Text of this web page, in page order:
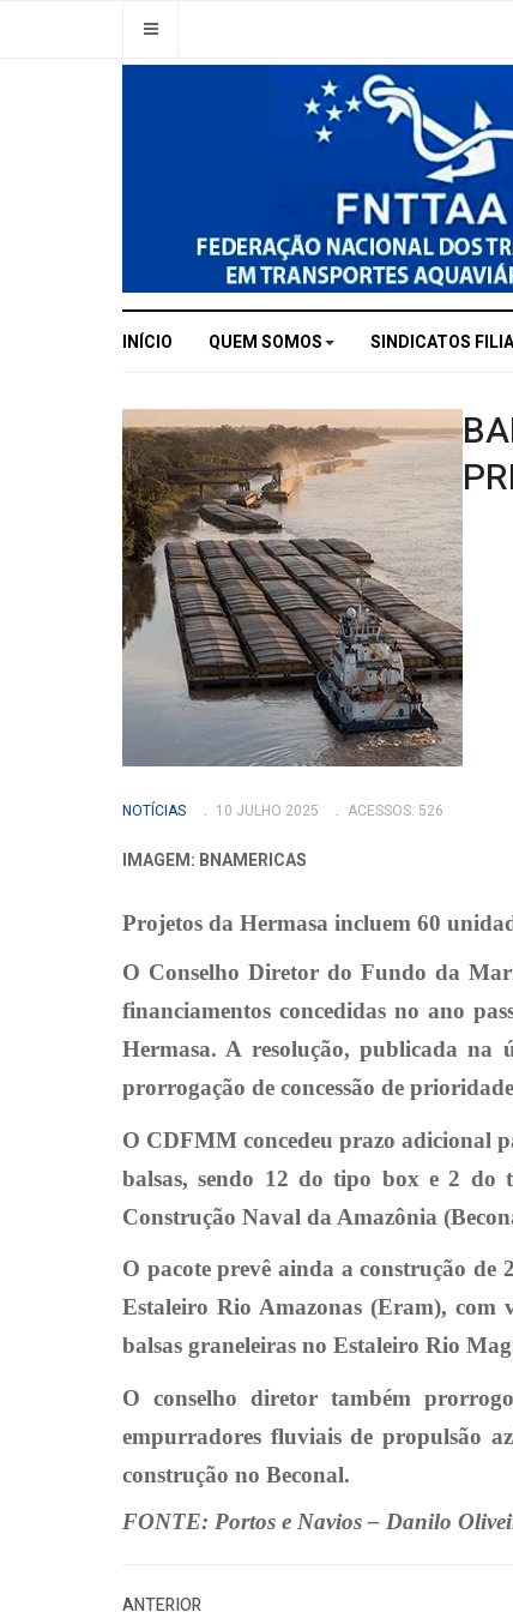
INÍCIO QUEM SOMOS SINDICATOS
NOTÍCIAS 10 JULHO 2025 ACESSOS: 526
IMAGEM: BNAMERICAS
Projetos da Hermasa incluem 60
O Conselho Diretor do Fundo da
financiamentos concedidas no ano
Hermasa. A resolução, publicada
prorrogação de concessão de
O CDFMM concedeu prazo adicional
balsas, sendo 12 do tipo box e 2 do
Construção Naval da Amazônia
O pacote prevê ainda a construção
Estaleiro Rio Amazonas (Eram), com
balsas graneleiras no Estaleiro Rio
O conselho diretor também
empurradores fluviais de propulsão
construção no Beconal.
FONTE: Portos e Navios – Danilo
ANTERIOR